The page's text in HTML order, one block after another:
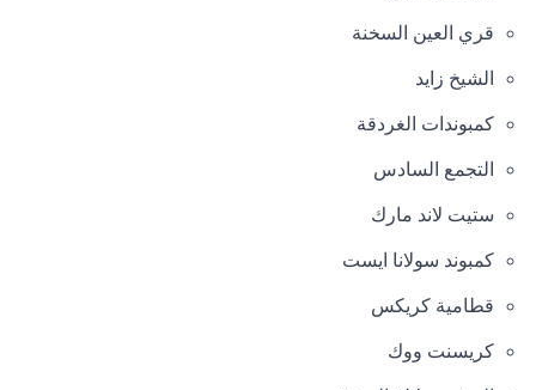
قري العين السخنة
الشيخ زايد
كمبوندات الغردقة
التجمع السادس
ستيت لاند مارك
كمبوند سولانا ايست
قطامية كريكس
كريسنت ووك